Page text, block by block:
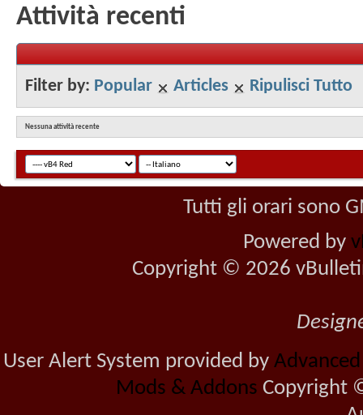
Attività recenti
Filter by: Popular Articles Ripulisci Tutto
Nessuna attività recente
Tutti gli orari sono
Powered by
Copyright © 2026
User Alert System provided by
Mods & Addons Copyright